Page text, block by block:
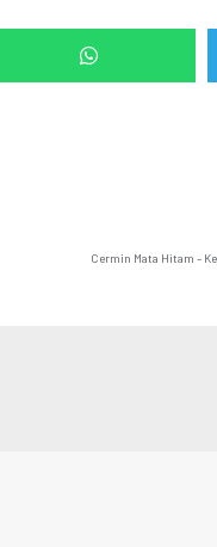
Cermin Mata Hitam –